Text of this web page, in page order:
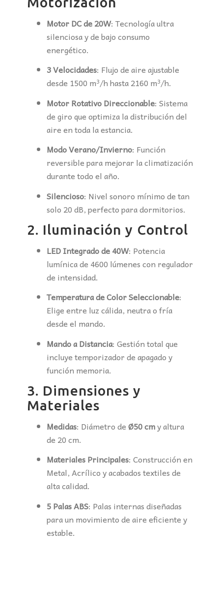
Motor DC de 20W: Tecnología ultra
silenciosa y de bajo consumo
energético.
3 Velocidades: Flujo de aire ajustable
desde 1500 m³/h hasta 2160 m³/h.
Motor Rotativo Direccionable: Sistema
de giro que optimiza la distribución del
aire en toda la estancia.
Modo Verano/Invierno: Función
reversible para mejorar la climatización
durante todo el año.
Silencioso: Nivel sonoro mínimo de tan
solo 20 dB, perfecto para dormitorios.
2. Iluminación y Control
LED Integrado de 40W: Potencia
lumínica de 4600 lúmenes con regulador
de intensidad.
Temperatura de Color Seleccionable:
Elige entre luz cálida, neutra o fría
desde el mando.
Mando a Distancia: Gestión total que
incluye temporizador de apagado y
función memoria.
3. Dimensiones y
Materiales
Medidas: Diámetro deØ50 cmy altura
de 20 cm.
Materiales Principales: Construcción en
Metal, Acrílico y acabados textiles de
alta calidad.
5 Palas ABS: Palas internas diseñadas
para un movimiento de aire eficiente y
estable.